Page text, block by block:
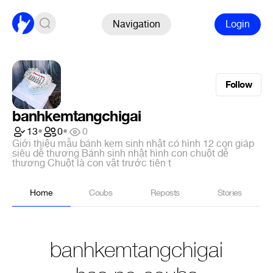
Navigation Login
Follow
banhkemtangchigai
13• 0•
0
Giới thiệu mẫu bánh kem sinh nhật có hình 12 con giáp
siêu dễ thương Bánh sinh nhật hình con chuột dễ
thương Chuột là con vật trước tiên t
Home Coubs Reposts Stories
banhkemtangchigai